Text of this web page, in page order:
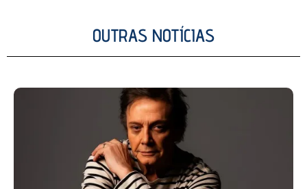
OUTRAS NOTÍCIAS